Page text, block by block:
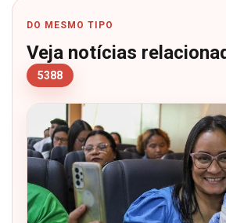
DO MESMO TIPO
Veja notícias
5388